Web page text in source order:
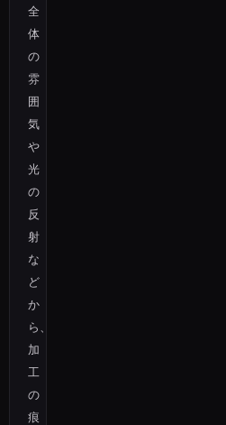
全
体
の
雰
囲
気
や
光
の
反
射
な
ど
か
ら、
加
工
の
痕